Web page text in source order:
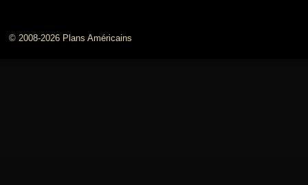
© 2008-2026 Plans Américains